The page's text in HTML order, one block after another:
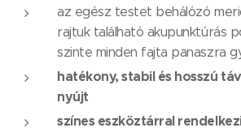
az egész testet behálózó
rajtuk található akupunktúrás
szinte minden fajta panaszra
hatékony, stabil és hosszú
nyújt
színes eszköztárral